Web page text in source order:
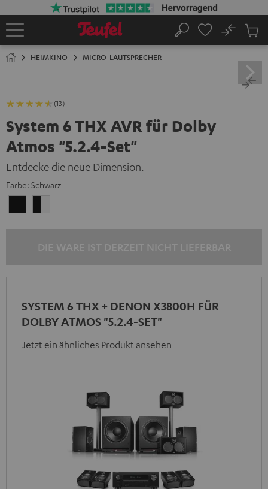
Startseite
Suche
No
HEIMKINO MICRO-LAUTSPRECHER
(13)
System 6 THX AVR für Dolby
Atmos "5.2.4-Set"
Entdecke die neue Dimension.
Farbe: Schwarz
SYSTEM 6 THX + DENON X3800H FÜR
DOLBY ATMOS "5.2.4-SET"
Jetzt ein ähnliches Produkt ansehen